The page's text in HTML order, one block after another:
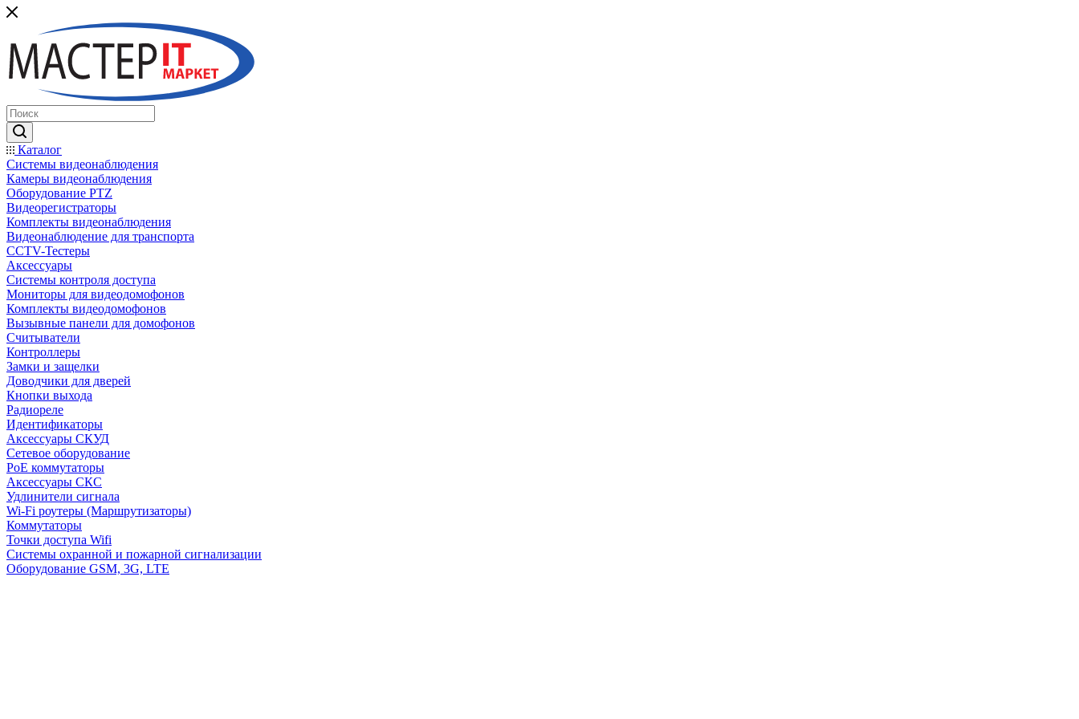
Каталог
Системы видеонаблюдения
Камеры видеонаблюдения
Оборудование PTZ
Видеорегистраторы
Комплекты видеонаблюдения
Видеонаблюдение для транспорта
CCTV-Тестеры
Аксессуары
Системы контроля доступа
Мониторы для видеодомофонов
Комплекты видеодомофонов
Вызывные панели для домофонов
Считыватели
Контроллеры
Замки и защелки
Доводчики для дверей
Кнопки выхода
Радиореле
Идентификаторы
Аксессуары СКУД
Сетевое оборудование
PoE коммутаторы
Аксессуары СКС
Удлинители сигнала
Wi-Fi роутеры (Маршрутизаторы)
Коммутаторы
Точки доступа Wifi
Системы охранной и пожарной сигнализации
Оборудование GSM, 3G, LTE